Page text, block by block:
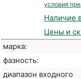
условия
Наличие
Цены и
марка:
фазность:
диапазон входного